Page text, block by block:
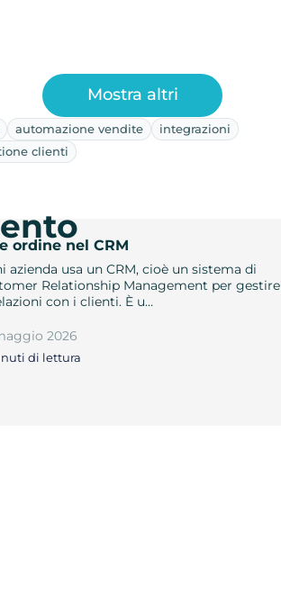
automazione vendite
integrazioni
clienti
ordine nel CRM
azienda usa un CRM, cioè un sistema di
Relationship Management per gestire
con i clienti. È u…
2026
di lettura
Mostra altri